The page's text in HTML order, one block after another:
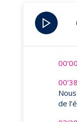
00‘00
00‘38
de